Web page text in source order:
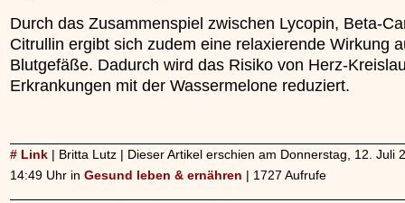
Durch das Zusammenspiel zwischen Lycopin, Beta-
Citrullin ergibt sich zudem eine relaxierende Wirkung
Blutgefäße. Dadurch wird das Risiko von Herz-
Erkrankungen mit der Wassermelone reduziert.
# Link | Britta Lutz | Dieser Artikel erschien am Donnerstag, 12. Juli
14:49 Uhr in Gesund leben & ernähren | 1727 Aufrufe